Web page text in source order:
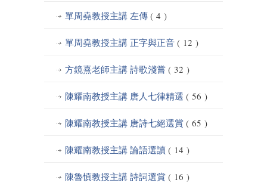
單周堯教授主講 左傳 ( 4 )
單周堯教授主講 正字與正音 ( 12 )
方鏡熹老師主講 詩歌淺嘗 ( 32 )
陳耀南教授主講 唐人七律精選 ( 56 )
陳耀南教授主講 唐詩七絕選賞 ( 65 )
陳耀南教授主講 論語選讀 ( 14 )
陳魯慎教授主講 詩詞選賞 ( 16 )